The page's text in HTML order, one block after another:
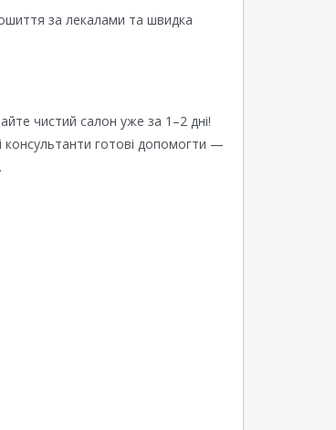
за лекалами та швидка
чистий салон уже за 1–2 дні!
готові допомогти —